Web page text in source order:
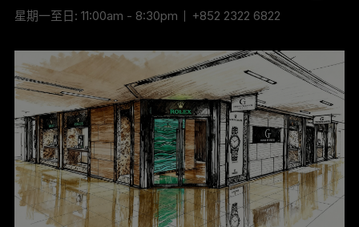
星期一至日: 11:00am - 8:30pm +852 2322 6822